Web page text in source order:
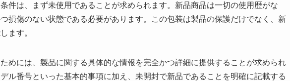
件は、まず未使用であることが求められます。新品商品は一切の使用歴がな
損傷のない状態である必要があります。この包装は製品の保護だけでなく、新
ます。
めには、製品に関する具体的な情報を完全かつ詳細に提供することが求められ
ル番号といった基本的事項に加え、未開封で新品であることを明確に記載する